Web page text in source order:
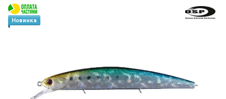
Новинка